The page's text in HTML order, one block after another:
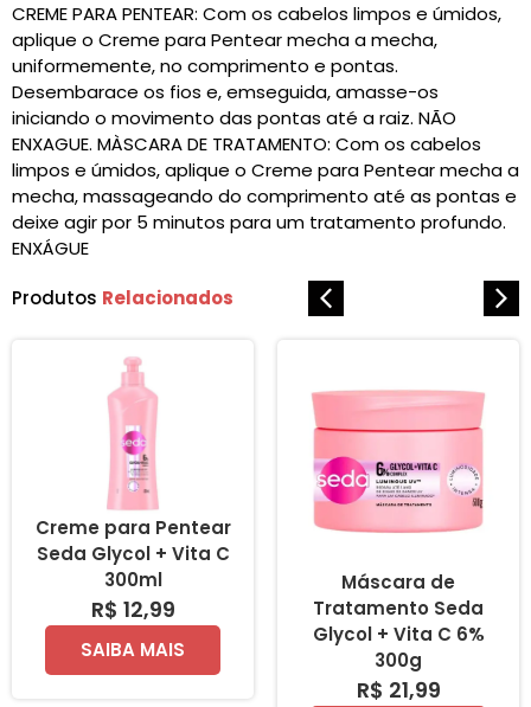
CREME PARA PENTEAR: Com os cabelos limpos e úmidos,
aplique o Creme para Pentear mecha a mecha,
uniformemente, no comprimento e pontas.
Desembarace os fios e, emseguida, amasse-os
iniciando o movimento das pontas até a raiz. NÃO
ENXAGUE. MÀSCARA DE TRATAMENTO: Com os cabelos
limpos e úmidos, aplique o Creme para Pentear mecha a
mecha, massageando do comprimento até as pontas e
deixe agir por 5 minutos para um tratamento profundo.
ENXÁGUE
Produtos Relacionados
Creme para Pentear
Seda Glycol + Vita C
300ml
R$ 12,99
SAIBA MAIS
Máscara de
Tratamento Seda
Glycol + Vita C 6%
300g
R$ 21,99